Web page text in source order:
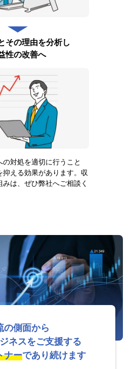
その理由を分析し
性の改善へ
対処を適切に行うこと
抑える効果があります。収
は、ぜひ弊社へご相談く
の側面から
ネスをご支援する
ナーであり続けます